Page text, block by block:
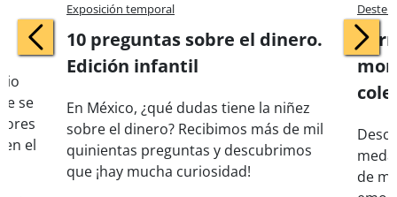
Previous
se
el
Exposición temporal
10 preguntas sobre el dinero.
Edición infantil
En México, ¿qué dudas tiene la niñez
sobre el dinero? Recibimos más de mil
quinientas preguntas y descubrimos
que ¡hay mucha curiosidad!
de